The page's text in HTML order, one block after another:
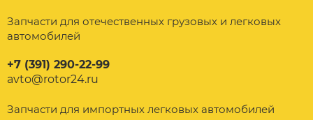
Запчасти для отечественных грузовых и легковых
автомобилей
+7 (391) 290-22-99
avto@rotor24.ru
Запчасти для импортных легковых автомобилей